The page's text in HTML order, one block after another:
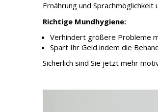
Ernährung und
Richtige Mundhygiene:
Verhindert größere Probleme
Spart Ihr Geld indem die
Sicherlich sind Sie jetzt mehr